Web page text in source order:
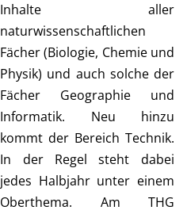
Inhalte aller
naturwissenschaftlichen
Fächer (Biologie, Chemie und
Physik) und auch solche der
Fächer Geographie und
Informatik. Neu hinzu
kommt der Bereich Technik.
In der Regel steht dabei
jedes Halbjahr unter einem
Oberthema. Am THG